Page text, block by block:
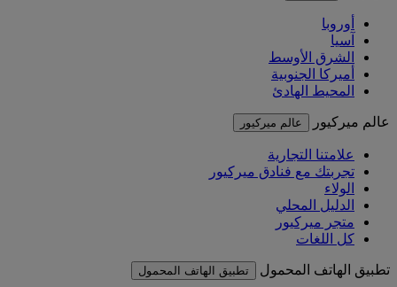
أوروبا
آسيا
الشرق الأوسط
أميركا الجنوبية
المحيط الهادئ
عالم ميركيور عالم ميركيور
علامتنا التجارية
تجربتك مع فنادق ميركيور
الولاء
الدليل المحلي
متجر ميركيور
كل اللغات
تطبيق الهاتف المحمول تطبيق الهاتف المحمول